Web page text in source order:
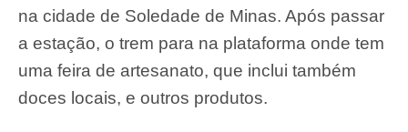
na cidade de Soledade de Minas. Após passar
a estação, o trem para na plataforma onde tem
uma feira de artesanato, que inclui também
doces locais, e outros produtos.